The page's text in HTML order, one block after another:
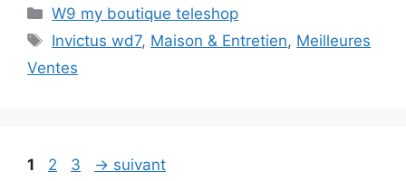
Catégories
W9 my boutique teleshop
Étiquettes
Invictus wd7, Maison & Entretien, Meilleures
Ventes
Page
1 Page
2 Page
3 → suivant